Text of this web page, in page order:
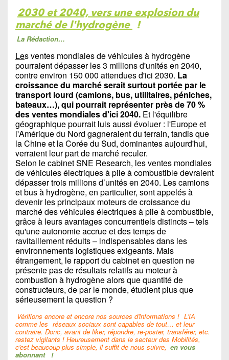
2030 et 2040, vers une explosion du
marché de l'hydrogène !
La Rédaction…
Les ventes mondiales de véhicules à hydrogène
pourraient dépasser les 3 millions d'unités en 2040,
contre environ 150 000 attendues d'ici 2030. La
croissance du marché serait surtout portée par le
transport lourd (camions, bus, utilitaires, péniches,
bateaux…), qui pourrait représenter près de 70 %
des ventes mondiales d'ici 2040. Et l'équilibre
géographique pourrait luis aussi évoluer : l'Europe et
l'Amérique du Nord gagneraient du terrain, tandis que
la Chine et la Corée du Sud, dominantes aujourd'hui,
verraient leur part de marché reculer.
Selon le cabinet SNE Research, les ventes mondiales
de véhicules électriques à pile à combustible devraient
dépasser trois millions d’unités en 2040. Les camions
et bus à hydrogène, en particulier, sont appelés à
devenir les principaux moteurs de croissance du
marché des véhicules électriques à pile à combustible,
grâce à leurs avantages concurrentiels distincts – tels
qu'une autonomie accrue et des temps de
ravitaillement réduits – indispensables dans les
environnements logistiques exigeants. Mais
étrangement, le rapport du cabinet en question ne
présente pas de résultats relatifs au moteur à
combustion à hydrogène alors que quantité de
constructeurs, de par le monde, étudient plus que
sérieusement la question ?
Vérifions encore et encore nos sources d'informations ! L'IA
comme les réseaux sociaux sont capables de tout… et leur
contraire. Donc, avant de liker, répondre, re-poster, transférer, etc.
restez vigilants ! Heureusement dans le secteur des Mobilités,
c'est beaucoup plus simple, il suffit de nous suivre, en vous
abonnant !